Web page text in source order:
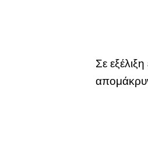
Σε